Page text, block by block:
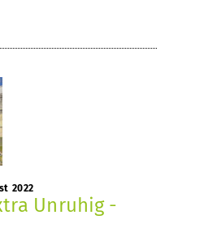
2022
Unruhig -